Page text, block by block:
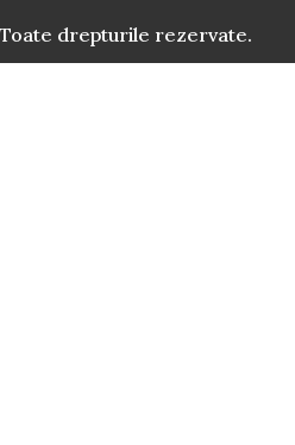
drepturile rezervate.